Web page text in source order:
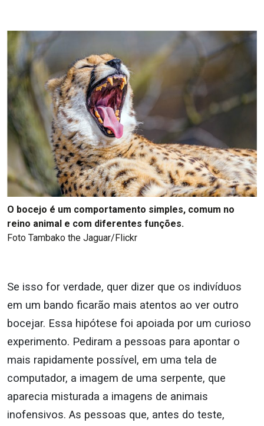
O bocejo é um comportamento simples, comum no
reino animal e com diferentes funções.
Foto Tambako the Jaguar/Flickr
Se isso for verdade, quer dizer que os indivíduos
em um bando ficarão mais atentos ao ver outro
bocejar. Essa hipótese foi apoiada por um curioso
experimento. Pediram a pessoas para apontar o
mais rapidamente possível, em uma tela de
computador, a imagem de uma serpente, que
aparecia misturada a imagens de animais
inofensivos. As pessoas que, antes do teste,